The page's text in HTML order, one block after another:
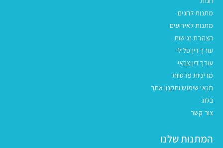
מתנות לחגים
מתנות לאירועים
הצהרת נגישות
עורך דין פלילי
עורך דין צבאי
מדיניות פרטיות
תנאי שימוש ותקנון אתר
בלוג
צור קשר
המתנות שלנו